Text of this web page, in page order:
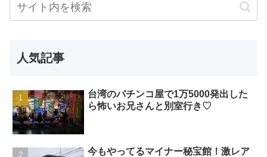
人気記事
台湾のパチンコ屋で1万5000発出した
ら怖いお兄さんと別室行き♡
今もやってるマイナー秘宝館！激レア